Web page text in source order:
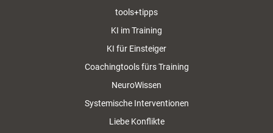
tools+tipps
KI im Training
KI für Einsteiger
Coachingtools fürs Training
NeuroWissen
Systemische Interventionen
Liebe Konflikte